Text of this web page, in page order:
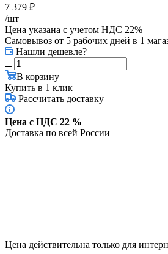
7 379 ₽
/шт
Цена указана с учетом НДС 22%
Самовывоз от 5 рабочих дней в 1
Нашли дешевле?
В корзину
Купить в 1 клик
Рассчитать доставку
Цена с НДС 22 %
Доставка по всей России
Цена действительна только для